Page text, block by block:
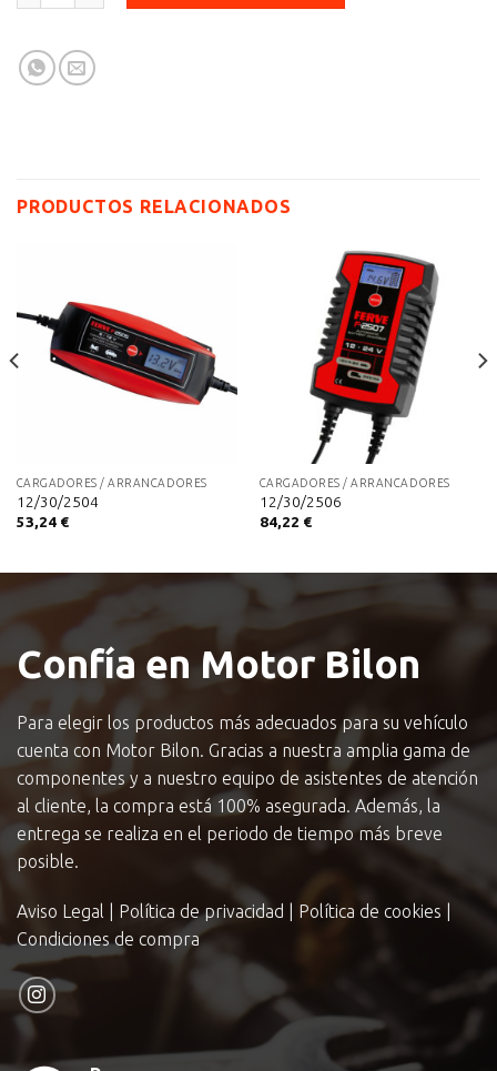
PRODUCTOS RELACIONADOS
CARGADORES / ARRANCADORES
12/30/2504
53,24 €
CARGADORES / ARRANCADORES
12/30/2506
84,22 €
Confía en Motor Bilon
Para elegir los productos más adecuados para su vehículo
cuenta con Motor Bilon. Gracias a nuestra amplia gama de
componentes y a nuestro equipo de asistentes de atención
al cliente, la compra está 100% asegurada. Además, la
entrega se realiza en el periodo de tiempo más breve
posible.
Aviso Legal Política de privacidad Política de cookies
Condiciones de compra